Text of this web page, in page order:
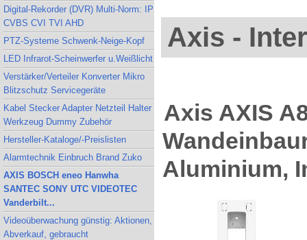
Digital-Rekorder (DVR) Multi-Norm: IP
CVBS CVI TVI AHD
PTZ-Systeme Schwenk-Neige-Kopf
LED Infrarot-Scheinwerfer u.Weißlicht
Verstärker/Verteiler Konverter Mikro
Blitzschutz Servicegeräte
Kabel Stecker Adapter Netzteil Halter
Werkzeug Dummy Zubehör
Hersteller-Kataloge/-Preislisten
Alarmtechnik Einbruch Brand Zuko
AXIS BOSCH eneo Hanwha
SANTEC SONY UTC VIDEOTEC
Vanderbilt...
Videoüberwachung günstig: Aktionen,
Abverkauf, gebraucht
Axis -
Axis AXIS
Aluminium,